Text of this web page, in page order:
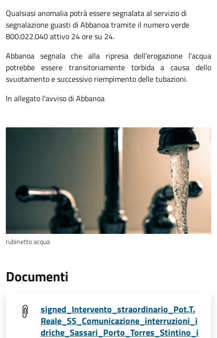
Qualsiasi anomalia potrà essere segnalata al servizio di
segnalazione guasti di Abbanoa tramite il numero verde
800.022.040 attivo 24 ore su 24.
Abbanoa segnala che alla ripresa dell’erogazione l’acqua
potrebbe essere transitoriamente torbida a causa dello
svuotamento e successivo riempimento delle tubazioni.
In allegato l'avviso di Abbanoa
rubinetto acqua
Documenti
signed_Intervento_straordinario_Pot.T.
Reale_SS_Comunicazione_interruzioni_i
driche_Sassari_Porto_Torres_Stintino_i